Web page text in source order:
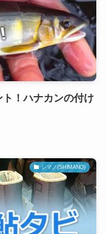
！ハナカンの付け
シマノ(SHIMANO)